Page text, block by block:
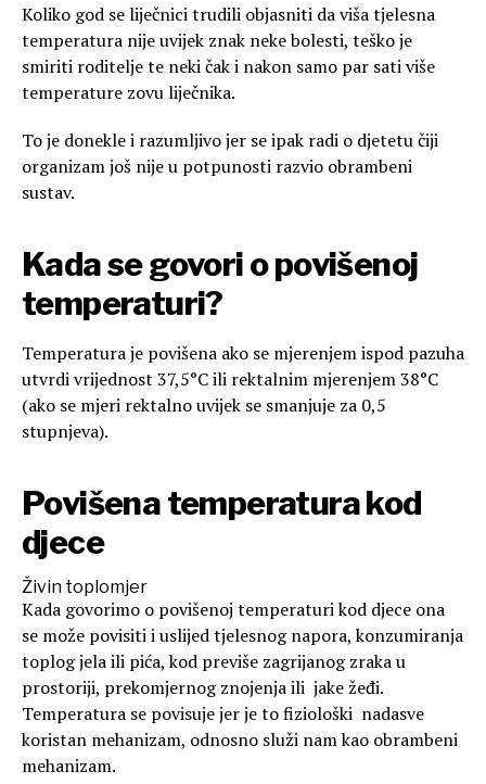
Koliko god se liječnici trudili objasniti da viša tjelesna
temperatura nije uvijek znak neke bolesti, teško je
smiriti roditelje te neki čak i nakon samo par sati više
temperature zovu liječnika.
To je donekle i razumljivo jer se ipak radi o djetetu čiji
organizam još nije u potpunosti razvio obrambeni
sustav.
Kada se govori o povišenoj
temperaturi?
Temperatura je povišena ako se mjerenjem ispod pazuha
utvrdi vrijednost 37,5°C ili rektalnim mjerenjem 38°C
(ako se mjeri rektalno uvijek se smanjuje za 0,5
stupnjeva).
Povišena temperatura kod
djece
Živin toplomjer
Kada govorimo o povišenoj temperaturi kod djece ona
se može povisiti i uslijed tjelesnog napora, konzumiranja
toplog jela ili pića, kod previše zagrijanog zraka u
prostoriji, prekomjernog znojenja ili jake žeđi.
Temperatura se povisuje jer je to fiziološki nadasve
koristan mehanizam, odnosno služi nam kao obrambeni
mehanizam.